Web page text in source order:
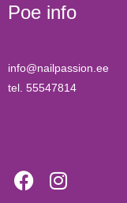
Poe info
info@nailpassion.ee
tel. 55547814